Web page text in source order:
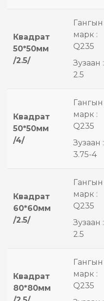
Квадрат
50*50мм
/2.5/
Гангын
марк :
Q235
Зузаан :
2.5
Квадрат
50*50мм
/4/
Гангын
марк :
Q235
Зузаан :
3.75-4
Квадрат
60*60мм
/2.5/
Гангын
марк :
Q235
Зузаан :
2.5
Квадрат
80*80мм
Гангын
марк :
Q235